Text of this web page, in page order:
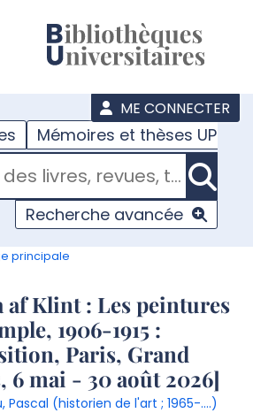
ME CONNECTER
Mémoires et thèses UPJV
Recherche avancée
principale
af Klint : Les peintures
1906-1915 :
Paris, Grand
6 mai - 30 août 2026]
Pascal (historien de l'art ; 1965-....)